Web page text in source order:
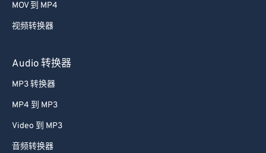
MOV 到 MP4
视频转换器
Audio 转换器
MP3 转换器
MP4 到 MP3
Video 到 MP3
音频转换器